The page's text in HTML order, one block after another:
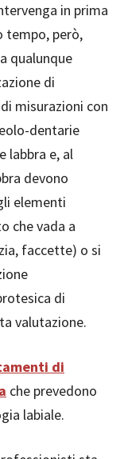
in prima
tempo, però,
qualunque
di
misurazioni con
dentarie
labbra e, al
devono
elementi
che vada a
faccette) o si
di
valutazione.
di
che prevedono
labiale.